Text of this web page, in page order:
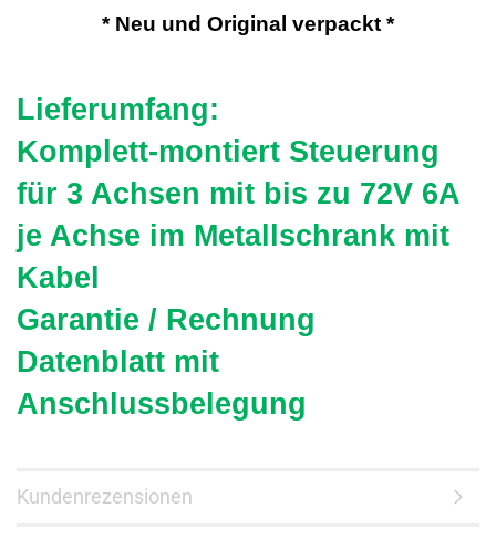
* Neu und Original verpackt *
Lieferumfang:
Komplett-montiert Steuerung
für 3 Achsen mit bis zu 72V 6A
je Achse im Metallschrank mit
Kabel
Garantie / Rechnung
Datenblatt mit
Anschlussbelegung
Kundenrezensionen